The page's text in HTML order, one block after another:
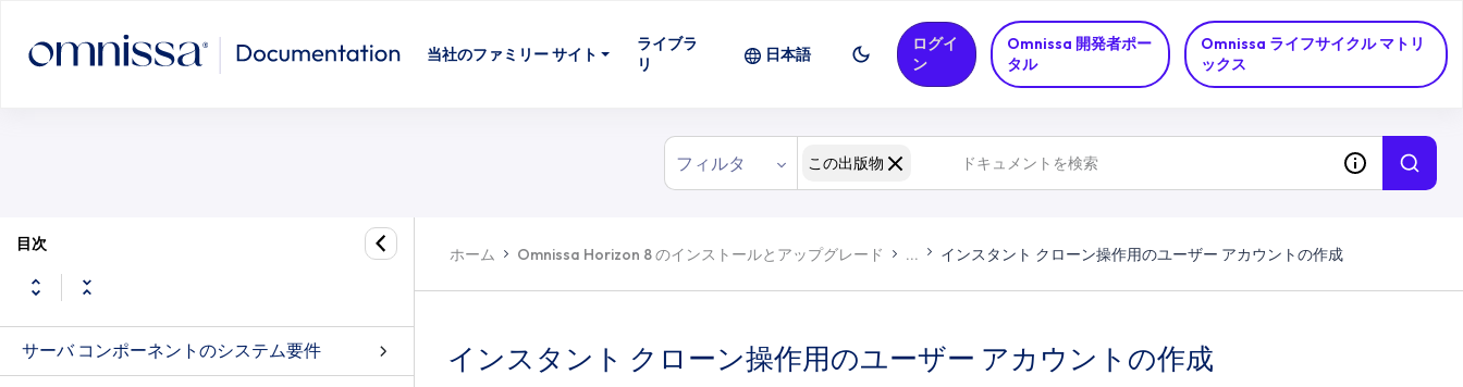
当社のファミリー サイト
ライブラ
リ
Omnissa 開発者ポー
タル
Omnissa ライフサイクル マトリ
ックス
日本語
ログイ
ン
フィルタ この出版物
目次
サーバ コンポーネントのシステム要件
ホーム Omnissa Horizon 8 のインストールとアップグレード ... インスタント クローン操作用のユーザー アカウントの作成
インスタント クローン操作用のユーザー アカウントの作成